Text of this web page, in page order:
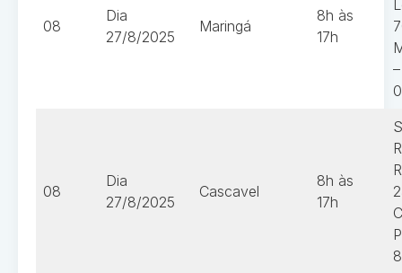
08
Dia
27/8/2025
Maringá
8h às
17h
08
Dia
27/8/2025
Cascavel
8h às
17h